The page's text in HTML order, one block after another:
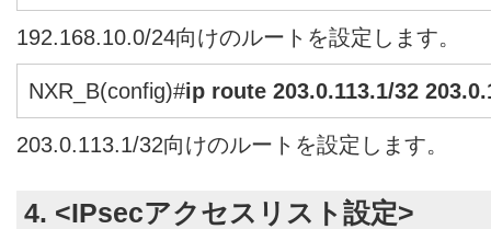
192.168.10.0/24向けのルートを設定します。
NXR_B(config)#ip route 203.0.113.1/32
203.0.113.1/32向けのルートを設定します。
4. <IPsecアクセスリスト設定>